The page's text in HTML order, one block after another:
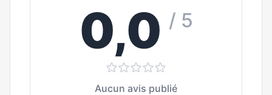
0,0 / 5
Aucun avis publié